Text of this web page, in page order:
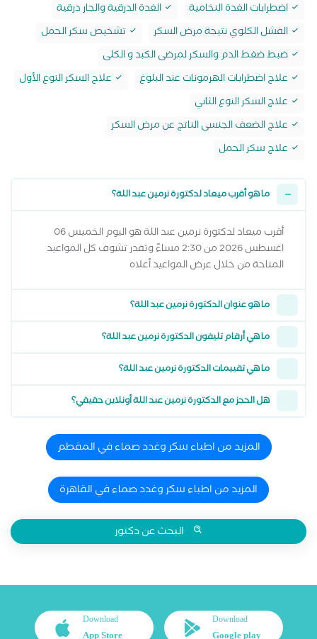
اضطرابات الغدة النخامية
الغدة الدرقية والجار درقية
الفشل الكلوي نتيجة مرض السكر
تشخيص سكر الحمل
ضبط ضغط الدم والسكر لمرضى الكبد و الكلى
علاج اضطرابات الهرمونات عند البلوغ
علاج السكر النوع الأول
علاج السكر النوع الثاني
علاج الضعف الجنسى الناتج عن مرض السكر
علاج سكر الحمل
ما هو أقرب ميعاد لدكتورة نرمين عبد اللة؟
أقرب ميعاد لدكتورة نرمين عبد اللة هو اليوم الخميس 06
اغسطس 2026 من 2:30 مساءً وتقدر تشوف كل المواعيد
المتاحة من خلال عرض المواعيد أعلاه
ما هو عنوان الدكتورة نرمين عبد اللة؟
ما هي أرقام تليفون الدكتورة نرمين عبد اللة؟
ما هي تقييمات الدكتورة نرمين عبد اللة؟
هل الحجز مع الدكتورة نرمين عبد اللة أونلاين حقيقي؟
المزيد من اطباء سكر وغدد صماء في المقطم
المزيد من اطباء سكر وغدد صماء في القاهرة
البحث عن دكتور
Download
Google play
Download
App Store